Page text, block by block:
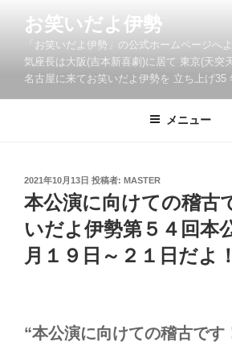
お笑いだよ伊勢
「お笑いだよ伊勢」の公式ホームページへ
気座長は大阪(吉本新喜劇)に居て 東京(天突
名古屋に来てお笑いだよ伊勢を 立ち上げ35
メニュー
投
日:
2021年10月13日 投稿者: MASTER
本公演に向けての稽古
いだよ伊勢第５４回本
月１９日～２１日だよ！
“本公演に向けての稽古です